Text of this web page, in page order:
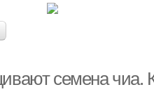
семена чиа.